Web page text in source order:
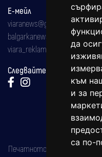
да
към
и за
са по-
Е-мейл
viaranews@gmail.com
balgarkanews@gmail.com
viara_reklama@mail.bg
Следвайте ни:
Печатното издание на